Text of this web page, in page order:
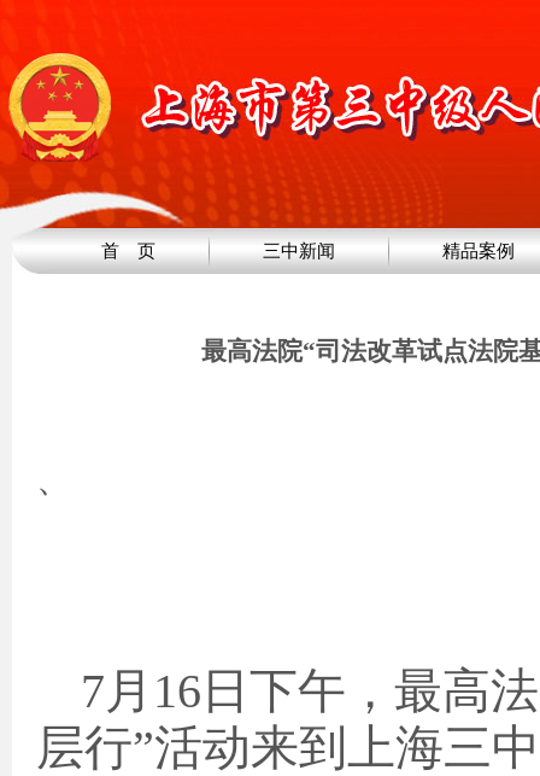
首 页 三中新闻 精品案例
最高法院“司法改革试点法院
、
7月 16 日下午，最高
层行”活动来到上海三